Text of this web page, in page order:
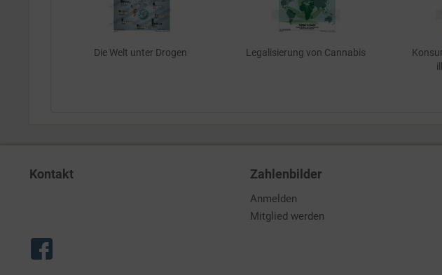
Die Welt unter Drogen Legalisierung von Cannabis
Kontakt Zahlenbilder
Anmelden
Mitglied werden